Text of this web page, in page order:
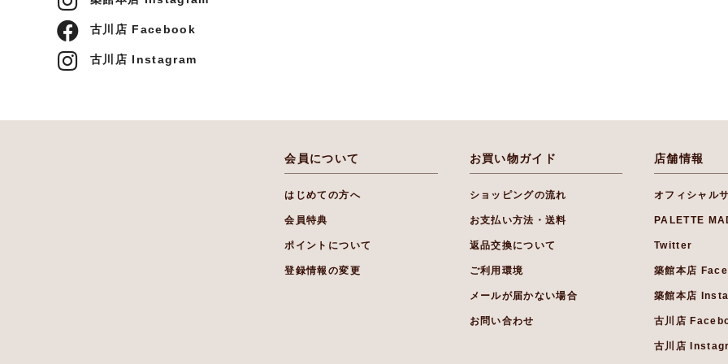
古川店 Facebook
古川店 Instagram
会員について
はじめての方へ
会員特典
ポイントについて
登録情報の変更
お買い物ガイド
ショッピングの流れ
お支払い方法・送料
返品交換について
ご利用環境
メールが届かない場合
お問い合わせ
店舗情報
オフィシャル
PALETTE
Twitter
築館本店
築館本店
古川店
古川店